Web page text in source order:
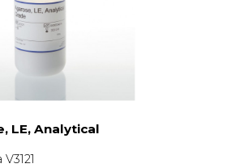
LE, Analytical